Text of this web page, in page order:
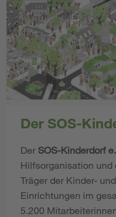
Der SOS-
Der SOS-Kinderdorf
Hilfsorganisation und
Träger der Kinder-
Einrichtungen im
5.200